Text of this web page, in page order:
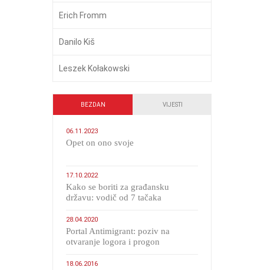
Erich Fromm
Danilo Kiš
Leszek Kołakowski
BEZDAN VIJESTI
06.11.2023
​Opet on ono svoje
17.10.2022
Kako se boriti za građansku
državu: vodič od 7 tačaka
28.04.2020
Portal Antimigrant: poziv na
otvaranje logora i progon
18.06.2016